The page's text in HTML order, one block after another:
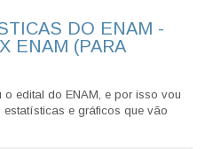
DO ENAM -
ENAM (PARA
edital do ENAM, e por isso vou
e gráficos que vão